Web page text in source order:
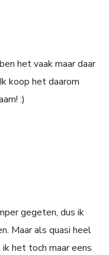
het vaak maar daar
koop het daarom
:)
gegeten, dus ik
Maar als quasi heel
het toch maar eens